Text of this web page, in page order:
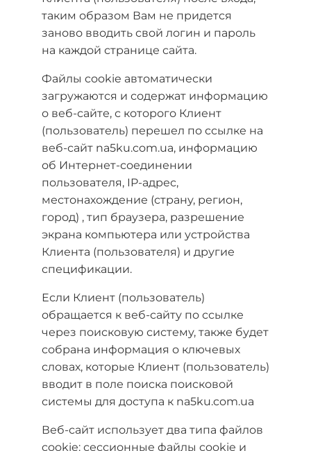
таким образом Вам не придется
заново вводить свой логин и пароль
на каждой странице сайта.
Файлы cookie автоматически
загружаются и содержат информацию
о веб-сайте, с которого Клиент
(пользователь) перешел по ссылке на
веб-сайт na5ku.com.ua, информацию
об Интернет-соединении
пользователя, IP-адрес,
местонахождение (страну, регион,
город) , тип браузера, разрешение
экрана компьютера или устройства
Клиента (пользователя) и другие
спецификации.
Если Клиент (пользователь)
обращается к веб-сайту по ссылке
через поисковую систему, также будет
собрана информация о ключевых
словах, которые Клиент (пользователь)
вводит в поле поиска поисковой
системы для доступа к na5ku.com.ua
Веб-сайт использует два типа файлов
cookie: сессионные файлы cookie и